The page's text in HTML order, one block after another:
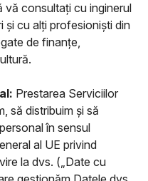
vă consultați cu inginerul
și cu alți profesioniști din
de finanțe,
Prestarea Serviciilor
să distribuim și să
în sensul
al UE privind
la dvs. („Date cu